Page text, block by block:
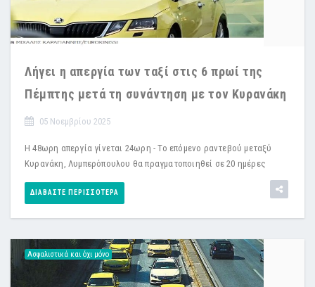
Λήγει η απεργία των ταξί στις 6 πρωί της
Πέμπτης μετά τη συνάντηση με τον Κυρανάκη
05 Νοεμβρίου 2025
Η 48ωρη απεργία γίνεται 24ωρη - Το επόμενο ραντεβού μεταξύ
Κυρανάκη, Λυμπερόπουλου θα πραγματοποιηθεί σε 20 ημέρες
ΔΙΑΒΆΣΤΕ ΠΕΡΙΣΣΌΤΕΡΑ
Ασφαλιστικά και όχι μόνο